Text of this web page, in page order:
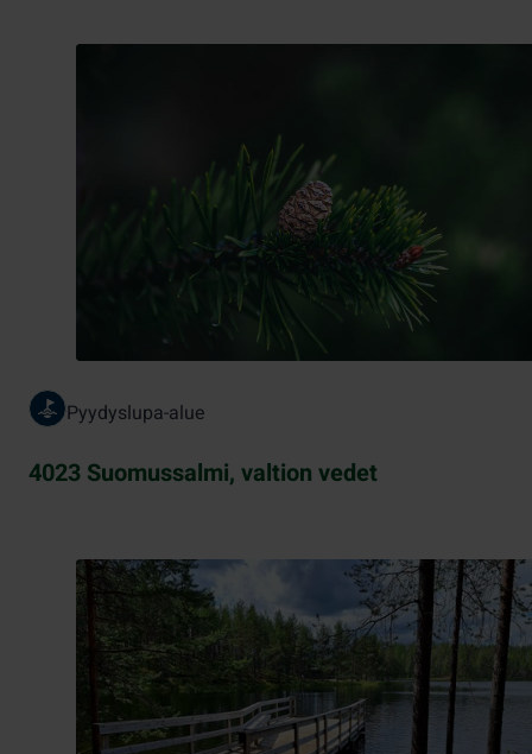
Pyydyslupa-alue
4023 Suomussalmi, valtion vedet